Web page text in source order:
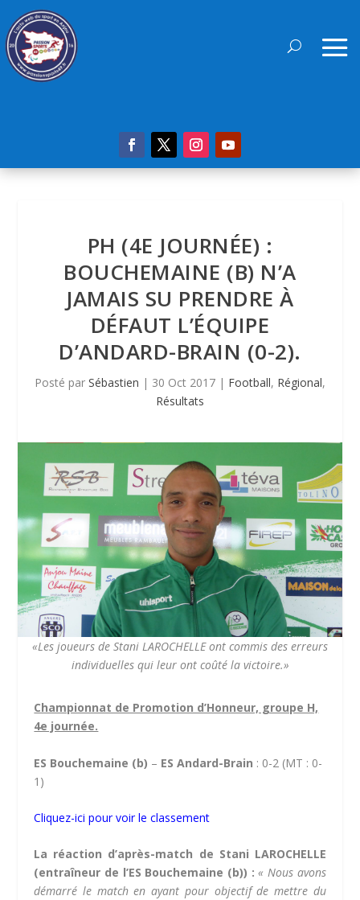
PH (4E JOURNÉE) :
BOUCHEMAINE (B) N’A
JAMAIS SU PRENDRE À
DÉFAUT L’ÉQUIPE
D’ANDARD-BRAIN (0-2).
Posté par Sébastien | 30 Oct 2017 | Football, Régional,
Résultats
«Les joueurs de Stani LAROCHELLE ont commis des erreurs
individuelles qui leur ont coûté la victoire.»
Championnat de Promotion d’Honneur, groupe H,
4e journée.
ES Bouchemaine (b) – ES Andard-Brain : 0-2 (MT : 0-
1)
Cliquez-ici pour voir le classement
La réaction d’après-match de Stani LAROCHELLE
(entraîneur de l’ES Bouchemaine (b)) : « Nous avons
démarré le match en ayant pour objectif de mettre du